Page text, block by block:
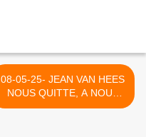
08-05-25- JEAN VAN HEES
NOUS QUITTE, A NOUS
DE CONTINUER SES